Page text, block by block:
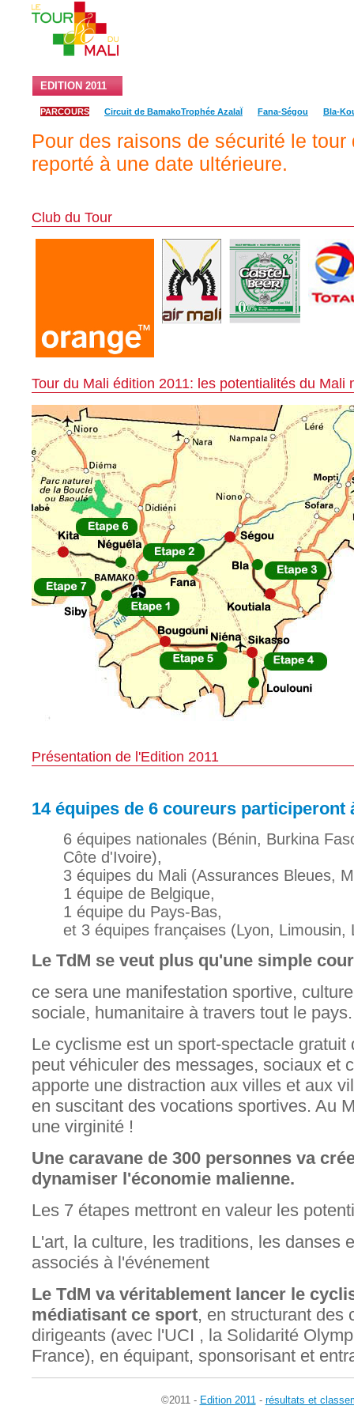
EDITION 2011
PARCOURS Circuit de BamakoTrophée AzalaÏ Fana-Ségou Bla-
Pour des raisons de sécurité le tour
reporté à une date ultérieure.
Club du Tour
Tour du Mali édition 2011: les potentialités du Mali
Présentation de l'Edition 2011
14 équipes de 6 coureurs participeront
6 équipes nationales (Bénin, Burkina
Côte d'Ivoire),
3 équipes du Mali (Assurances Bleues,
1 équipe de Belgique,
1 équipe du Pays-Bas,
et 3 équipes françaises (Lyon, Limousin,
Le TdM se veut plus qu'une simple
ce sera une manifestation sportive,
sociale, humanitaire à travers tout le pays.
Le cyclisme est un sport-spectacle
peut véhiculer des messages, sociaux et
apporte une distraction aux villes et aux
en suscitant des vocations sportives. Au
une virginité !
Une caravane de 300 personnes va
dynamiser l'économie malienne.
Les 7 étapes mettront en valeur les
L'art, la culture, les traditions, les danses
associés à l'événement
Le TdM va véritablement lancer le
médiatisant ce sport, en structurant des
dirigeants (avec l'UCI , la Solidarité
France), en équipant, sponsorisant et
©2011 - Edition 2011- résultats et